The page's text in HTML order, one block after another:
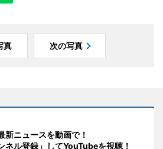
真 次の写真
新ニュースを動画で！
ネル登録」してYouTubeを視聴！